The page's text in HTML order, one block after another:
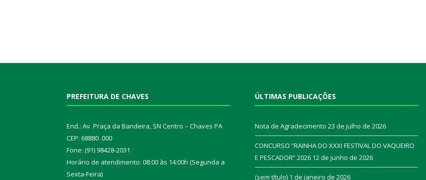
PREFEITURA DE CHAVES
End.: Av. Praça da Bandeira, SN Centro – Chaves PA
CEP: 68880 .000
Fone: (91) 98428-2031
Horário de atendimento: 08:00 às 14:00h (Segunda a
Sexta-Feira)
ÚLTIMAS PUBLICAÇÕES
Nota de Agradecimento 23 de julho de 2026
CONCURSO “RAINHA DO XXXI FESTIVAL DO VAQUEIRO
E PESCADOR” 2026 12 de junho de 2026
(sem título) 1 de janeiro de 2026